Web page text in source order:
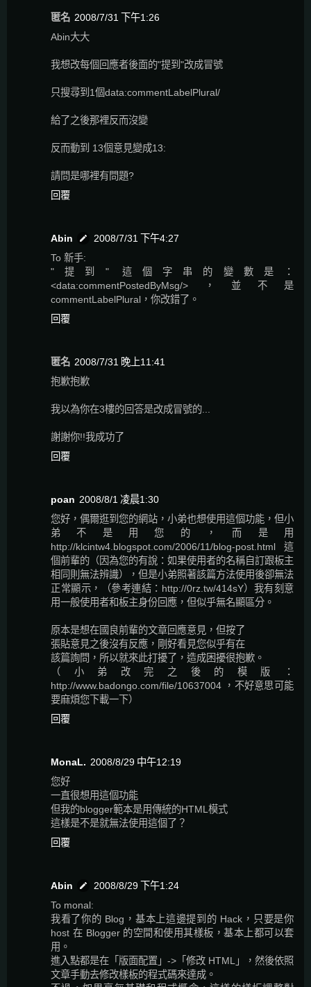
匿名 2008/7/31 下午1:26
Abin大大
我想改每個回應者後面的"提到"改成冒號
只搜尋到1個data:commentLabelPlural/
給了之後那裡反而沒變
反而動到 13個意見變成13:
請問是哪裡有問題?
回覆
Abin
2008/7/31 下午4:27
To 新手:
"提到" 這個字串的變數是：
<data:commentPostedByMsg/>，並不是
commentLabelPlural，你改錯了。
回覆
匿名 2008/7/31 晚上11:41
抱歉抱歉
我以為你在3樓的回答是改成冒號的...
謝謝你!!我成功了
回覆
poan 2008/8/1 凌晨1:30
您好，偶爾逛到您的網站，小弟也想使用這個功能，但小
弟不是用您的，而是用
http://klcintw4.blogspot.com/2006/11/blog-post.html 這
個前輩的（因為您的有說：如果使用者的名稱自訂跟板主
相同則無法辨識），但是小弟照著該篇方法使用後卻無法
正常顯示，（參考連結：http://0rz.tw/414sY）我有刻意
用一般使用者和板主身份回應，但似乎無名顯區分。
原本是想在國良前輩的文章回應意見，但按了
張貼意見之後沒有反應，剛好看見您似乎有在
該篇詢問，所以就來此打擾了，造成困擾很抱歉。
（小弟改完之後的模版：
http://www.badongo.com/file/10637004 ，不好意思可能
要麻煩您下載一下）
回覆
MonaL. 2008/8/29 中午12:19
您好
一直很想用這個功能
但我的blogger範本是用傳統的HTML模式
這樣是不是就無法使用這個了？
回覆
Abin
2008/8/29 下午1:24
To monal:
我看了你的 Blog，基本上這邊提到的 Hack，只要是你
host 在 Blogger 的空間和使用其樣板，基本上都可以套
用。
進入點都是在「版面配置」->「修改 HTML」，然後依照
文章手動去修改樣板的程式碼來達成。